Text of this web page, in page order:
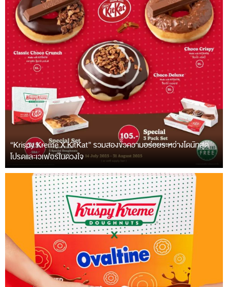
“Krispy Kreme X KitKat” รวมสองขั้วความอร่อยระหว่างโดนัทสุด
โปรดและเวเฟอร์ในดวงใจ